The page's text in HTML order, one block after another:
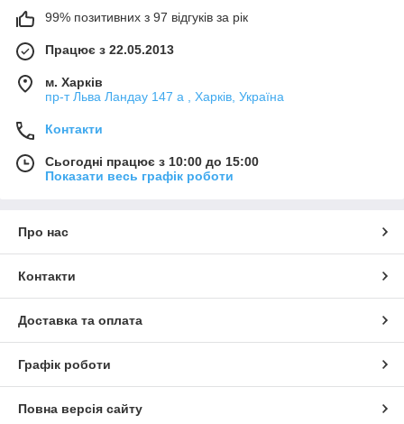
99% позитивних з 97 відгуків за рік
Працює з 22.05.2013
м. Харків
пр-т Льва Ландау 147 а , Харків, Україна
Контакти
Сьогодні працює з 10:00 до 15:00
Показати весь графік роботи
Про нас
Контакти
Доставка та оплата
Графік роботи
Повна версія сайту